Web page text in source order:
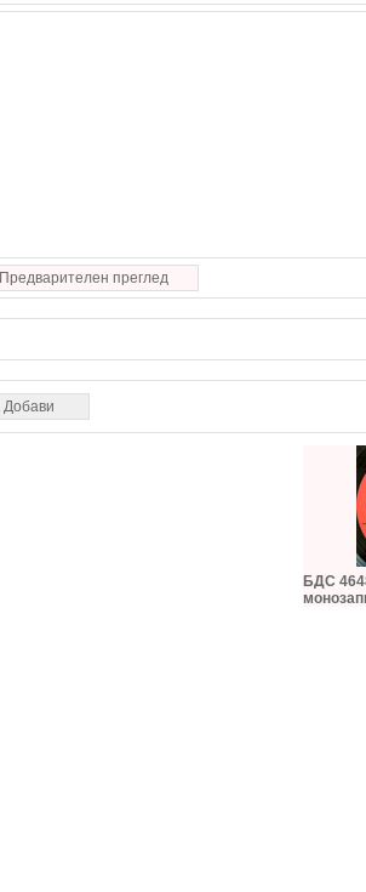
Предварителен преглед
БДС